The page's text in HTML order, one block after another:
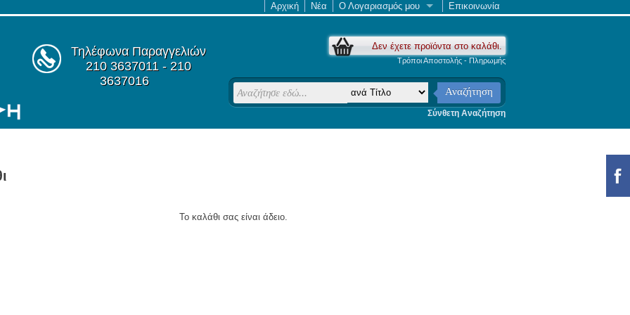
Αρχική Νέα Ο Λογαριασμός μου Επικοινωνία
Τηλέφωνα Παραγγελιών
210 3637011 - 210
3637016
Δεν έχετε προϊόντα στο καλάθι.
Τρόποι Αποστολής - Πληρωμής
Αναζήτηση
Σύνθετη Αναζήτηση
Το καλάθι σας είναι άδειο.